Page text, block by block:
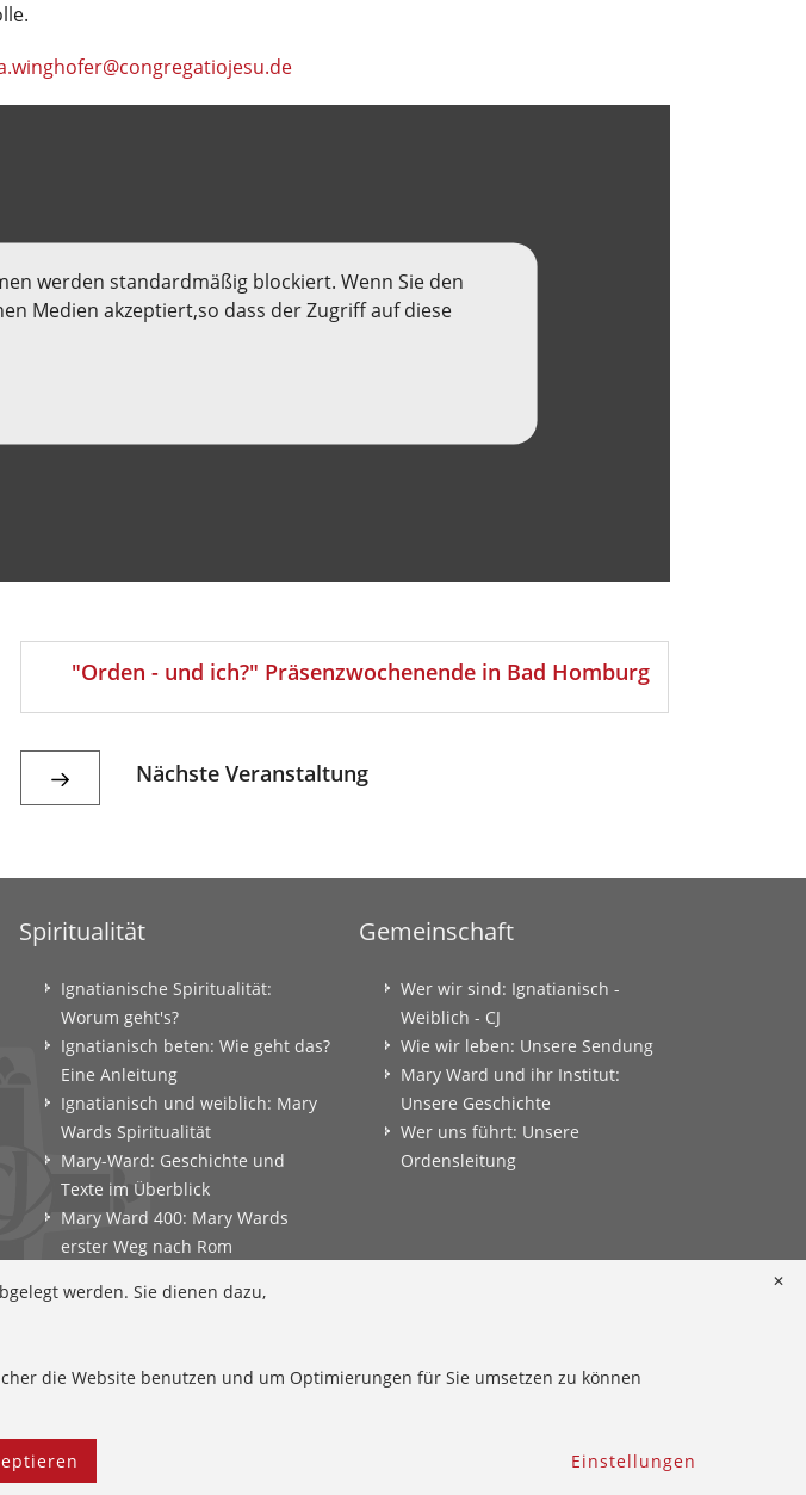
werden standardmäßig blockiert. Wenn Sie den
Medien akzeptiert,so dass der Zugriff auf diese
"Orden - und ich?" Präsenzwochenende in Bad Homburg
Nächste Veranstaltung
Spiritualität
Ignatianische Spiritualität:
Worum geht's?
Ignatianisch beten: Wie geht das?
Eine Anleitung
Ignatianisch und weiblich: Mary
Wards Spiritualität
Mary-Ward: Geschichte und
Texte im Überblick
Mary Ward 400: Mary Wards
erster Weg nach Rom
Zeitschrift: Spiritualität konkret
Gemeinschaft
Wer wir sind: Ignatianisch -
Weiblich - CJ
Wie wir leben: Unsere Sendung
Mary Ward und ihr Institut:
Unsere Geschichte
Wer uns führt: Unsere
Ordensleitung
und Prävention
✕
werden. Sie dienen dazu,
die Website benutzen und um Optimierungen für Sie umsetzen zu können
Einstellungen